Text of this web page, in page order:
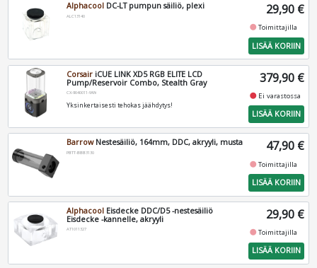
Alphacool DC-LT pumpun säiliö, plexi
ALC13140 29,90 €
fiber_manual_recordToimittajilla
LISÄÄ KORIIN
Corsair iCUE LINK XD5 RGB ELITE LCD
Pump/Reservoir Combo, Stealth Gray
CX-9040011-WW
Yksinkertaisesti tehokas jäähdytys!
379,90 €
fiber_manual_record Ei varastossa
LISÄÄ KORIIN
BarrowNestesäiliö, 164mm, DDC, akryyli, musta
PBTT-BBB3130 47,90 €
fiber_manual_recordToimittajilla
LISÄÄ KORIIN
Alphacool Eisdecke DDC/D5 -nestesäiliö
Eisdecke -kannelle, akryyli
AT1011327
29,90 €
fiber_manual_recordToimittajilla
LISÄÄ KORIIN